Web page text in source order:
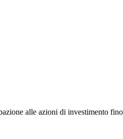
alle azioni di investimento